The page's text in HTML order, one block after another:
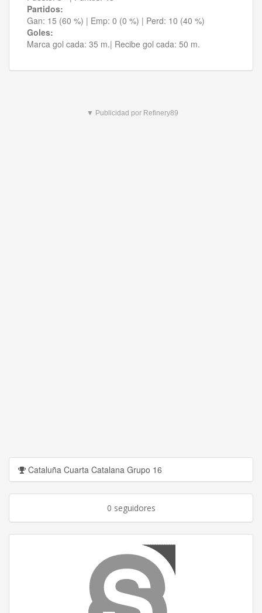
Partidos:
Gan: 15 (60 %) | Emp: 0 (0 %) | Perd: 10 (40 %)
Goles:
Marca gol cada: 35 m.| Recibe gol cada: 50 m.
▼ Publicidad por Refinery89
Cataluña Cuarta Catalana Grupo 16
0 seguidores